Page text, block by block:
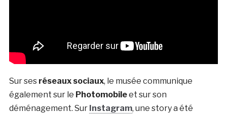
Sur ses réseaux sociaux, le musée communique
également sur le Photomobileet sur son
déménagement. Sur Instagram, une story a été